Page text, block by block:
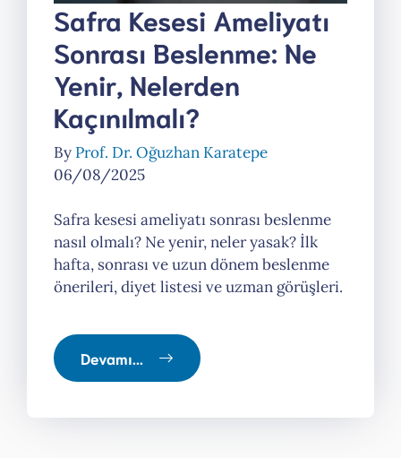
Safra Kesesi Ameliyatı
Sonrası Beslenme: Ne
Yenir, Nelerden
Kaçınılmalı?
By Prof. Dr. Oğuzhan Karatepe
06/08/2025
Safra kesesi ameliyatı sonrası beslenme
nasıl olmalı? Ne yenir, neler yasak? İlk
hafta, sonrası ve uzun dönem beslenme
önerileri, diyet listesi ve uzman görüşleri.
Devamı...